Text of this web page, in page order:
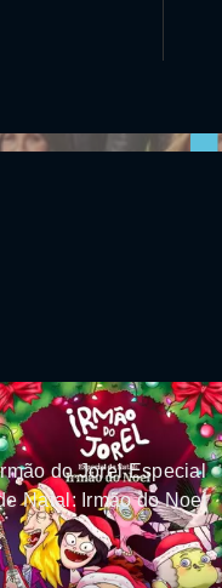
do Jorel Especial
Natal: Irmão do Noel